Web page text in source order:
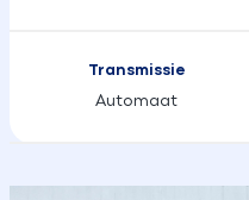
Transmissie
Automaat